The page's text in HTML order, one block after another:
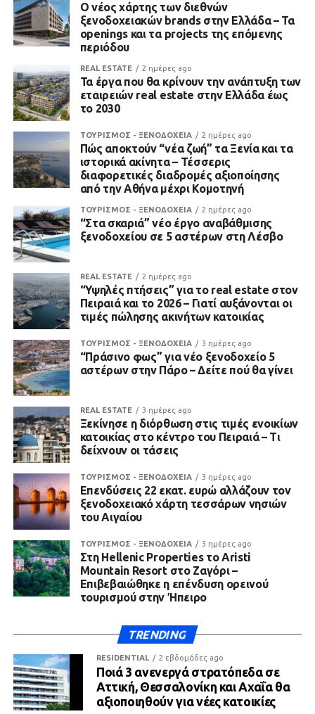
Ο νέος χάρτης των διεθνών
ξενοδοχειακών brands στην Ελλάδα – Τα
openings και τα projects της επόμενης
περιόδου
REAL ESTATE 2 ημέρες ago
Τα έργα που θα κρίνουν την ανάπτυξη των
εταιρειών real estate στην Ελλάδα έως
το 2030
ΤΟΥΡΙΣΜΟΣ - ΞΕΝΟΔΟΧΕΙΑ 2 ημέρες ago
Πώς αποκτούν “νέα ζωή” τα Ξενία και τα
ιστορικά ακίνητα – Τέσσερις
διαφορετικές διαδρομές αξιοποίησης
από την Αθήνα μέχρι Κομοτηνή
ΤΟΥΡΙΣΜΟΣ - ΞΕΝΟΔΟΧΕΙΑ 2 ημέρες ago
“Στα σκαριά” νέο έργο αναβάθμισης
ξενοδοχείου σε 5 αστέρων στη Λέσβο
REAL ESTATE 2 ημέρες ago
“Υψηλές πτήσεις” για το real estate στον
Πειραιά και το 2026 – Γιατί αυξάνονται οι
τιμές πώλησης ακινήτων κατοικίας
ΤΟΥΡΙΣΜΟΣ - ΞΕΝΟΔΟΧΕΙΑ 3 ημέρες ago
“Πράσινο φως” για νέο ξενοδοχείο 5
αστέρων στην Πάρο – Δείτε πού θα γίνει
REAL ESTATE 3 ημέρες ago
Ξεκίνησε η διόρθωση στις τιμές ενοικίων
κατοικίας στο κέντρο του Πειραιά – Τι
δείχνουν οι τάσεις
ΤΟΥΡΙΣΜΟΣ - ΞΕΝΟΔΟΧΕΙΑ 3 ημέρες ago
Επενδύσεις 22 εκατ. ευρώ αλλάζουν τον
ξενοδοχειακό χάρτη τεσσάρων νησιών
του Αιγαίου
ΤΟΥΡΙΣΜΟΣ - ΞΕΝΟΔΟΧΕΙΑ 3 ημέρες ago
Στη Hellenic Properties το Aristi
Mountain Resort στο Ζαγόρι –
Επιβεβαιώθηκε η επένδυση ορεινού
τουρισμού στην Ήπειρο
TRENDING
RESIDENTIAL 2 εβδομάδες ago
Ποιά 3 ανενεργά στρατόπεδα σε
Αττική, Θεσσαλονίκη και Αχαΐα θα
αξιοποιηθούν για νέες κατοικίες